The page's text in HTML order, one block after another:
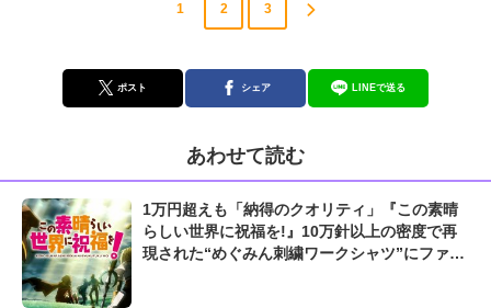
1 2 3
ポスト シェア LINEで送る
あわせて読む
1万円超えも「納得のクオリティ」『この素晴
らしい世界に祝福を!』10万針以上の密度で再
現された“めぐみん刺繍ワークシャツ”にファン